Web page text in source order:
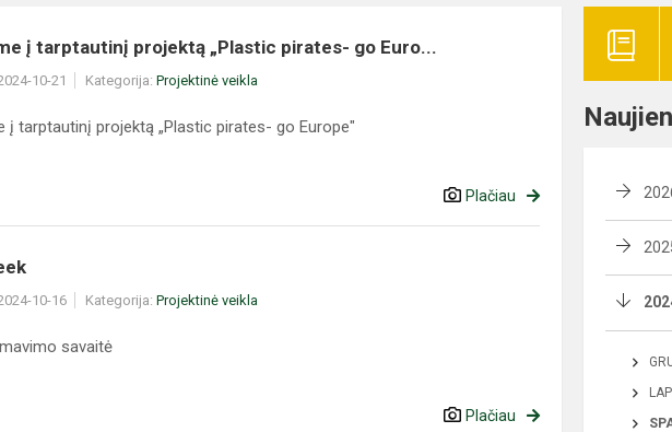
į tarptautinį projektą „Plastic pirates- go Euro...
10-21 Kategorija: Projektinė veikla
į tarptautinį projektą „Plastic pirates- go Europe"
Plačiau
10-16 Kategorija: Projektinė veikla
savaitė
Plačiau